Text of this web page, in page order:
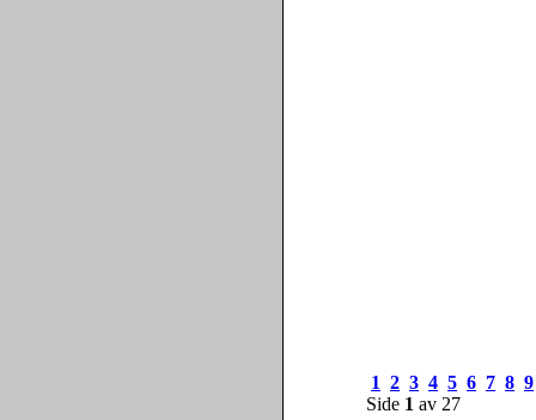
1 2 3 4 5 6 7 8 9
Side 1 av 27